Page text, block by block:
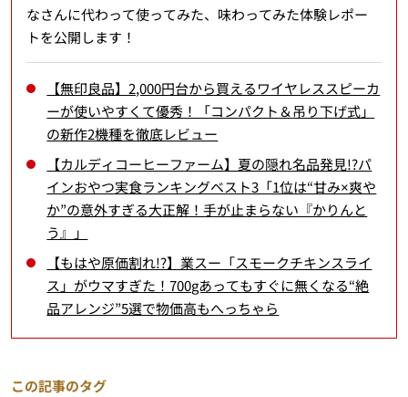
なさんに代わって使ってみた、味わってみた体験レポー
トを公開します！
【無印良品】2,000円台から買えるワイヤレススピーカ
ーが使いやすくて優秀！「コンパクト＆吊り下げ式」
の新作2機種を徹底レビュー
【カルディコーヒーファーム】夏の隠れ名品発見!?パ
インおやつ実食ランキングベスト3「1位は“甘み×爽や
か”の意外すぎる大正解！手が止まらない『かりんと
う』」
【もはや原価割れ!?】業スー「スモークチキンスライ
ス」がウマすぎた！700gあってもすぐに無くなる“絶
品アレンジ”5選で物価高もへっちゃら
この記事のタグ